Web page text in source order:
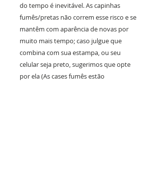
do tempo é inevitável. As capinhas
fumês/pretas não correm esse risco e se
mantêm com aparência de novas por
muito mais tempo; caso julgue que
combina com sua estampa, ou seu
celular seja preto, sugerimos que opte
por ela (As cases fumês estão